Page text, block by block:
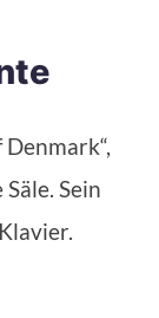
Sein